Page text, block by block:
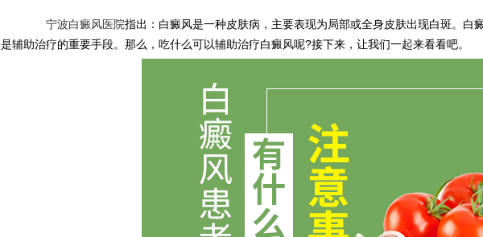
宁波白癜风医院指出：白癜风是一种皮肤病，主要表现为局部或全身皮肤出现白斑。白
是辅助治疗的重要手段。那么，吃什么可以辅助治疗白癜风呢?接下来，让我们一起来看看吧。